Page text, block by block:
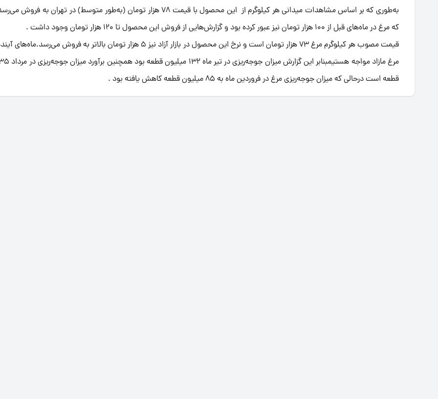
به‌طوری که بر اساس مشاهدات میدانی هر کیلوگرم از این محصول با قیمت 78 هزار تومان (به‌طور متوسط) در تهران
که مرغ در ماه‌های قبل از 100 هزار تومان نیز عبور کرده بود و گزارش‌هایی از فروش این محصول تا 120 هزار تومان وجود داشت .
قیمت مصوب هر کیلوگرم مرغ 73 هزار تومان است و نرخ این محصول در بازار آزاد نیز 5 هزار تومان بالاتر به فروش
قطعه است درحالی که میزان جوجه‌ریزی مرغ در فروردین ماه به 85 میلیون قطعه کاهش یافته بود .